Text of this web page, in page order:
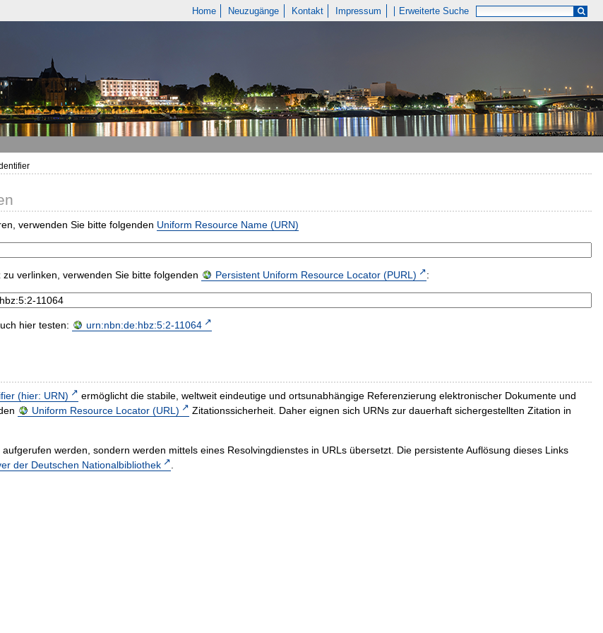
Home Neuzugänge Kontakt Impressum Erweiterte Suche
verwenden Sie bitte folgenden Uniform Resource Name (URN)
verlinken, verwenden Sie bitte folgenden Persistent Uniform Resource Locator (PURL) :
hier testen: urn:nbn:de:hbz:5:2-11064
(hier: URN)
ermöglicht die stabile, weltweit eindeutige und ortsunabhängige Referenzierung elektronischer Dokumente und
Uniform Resource Locator (URL)
Zitationssicherheit. Daher eignen sich URNs zur dauerhaft sichergestellten Zitation in
werden, sondern werden mittels eines Resolvingdienstes in URLs übersetzt. Die persistente Auflösung dieses Links
der Deutschen Nationalbibliothek .